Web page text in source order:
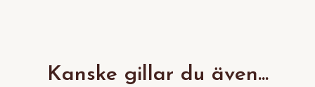
Kanske gillar du även...